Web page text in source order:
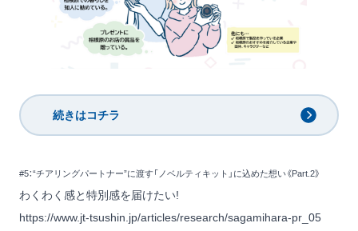
続きはコチラ
#5：“チアリングパートナー”に渡す「ノベルティキット」に込めた想い《Part.2》
わくわく感と特別感を届けたい!
https://www.jt-tsushin.jp/articles/research/sagamihara-pr_05